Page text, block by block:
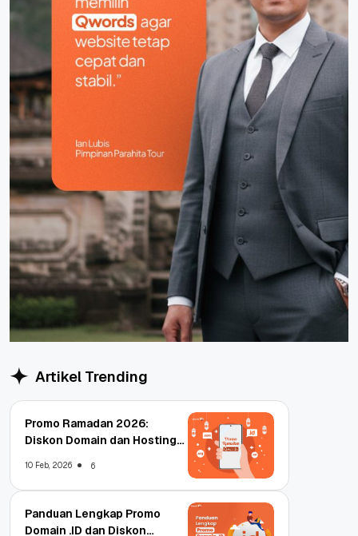
Artikel Trending
Promo Ramadan 2026:
Diskon Domain dan Hosting
10 Feb, 2026 6
Panduan Lengkap Promo
Domain .ID dan Diskon